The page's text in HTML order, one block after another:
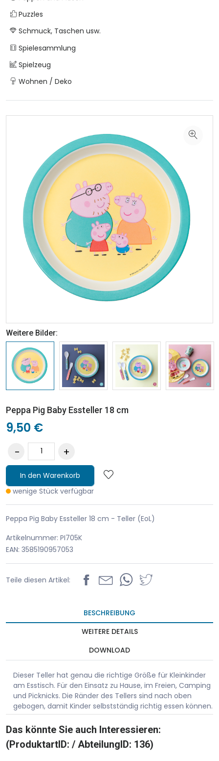
Puzzles
Schmuck, Taschen usw.
Spielesammlung
Spielzeug
Wohnen / Deko
Weitere Bilder:
Peppa Pig Baby Essteller 18 cm
9,50 €
In den Warenkorb
wenige Stück verfügbar
Peppa Pig Baby Essteller 18 cm - Teller (EoL)
Artikelnummer: PI705K
EAN: 3585190957053
Teile diesen Artikel:
BESCHREIBUNG
WEITERE DETAILS
DOWNLOAD
Dieser Teller hat genau die richtige Größe für Kleinkinder
am Esstisch. Für den Einsatz zu Hause, im Freien, Camping
und Picknicks. Die Ränder des Tellers sind nach oben
gebogen, damit Kinder selbstständig richtig essen können.
Das könnte Sie auch Interessieren:
(ProduktartID: / AbteilungID: 136)